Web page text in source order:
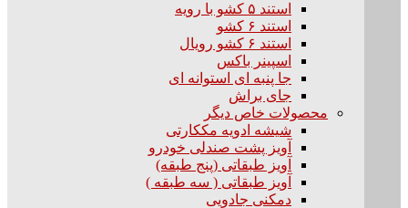
استند ۵ کشو با رویه
استند ۶ کشو
استند ۶ کشو رویال
اسپینر باکس
جا پنبه ای استوانه ای
جای براش
محصولات خاص دیگر
شیشه ادویه مککارتی
آویز پشت صندلی خودرو
آویز طبقاتی (پنج طبقه)
آویز طبقاتی ( سه طبقه )
دمکنی جادویی